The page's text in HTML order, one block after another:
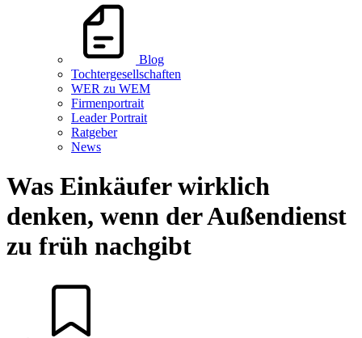
Blog
Tochtergesellschaften
WER zu WEM
Firmenportrait
Leader Portrait
Ratgeber
News
Was Einkäufer wirklich
denken, wenn der Außendienst
zu früh nachgibt